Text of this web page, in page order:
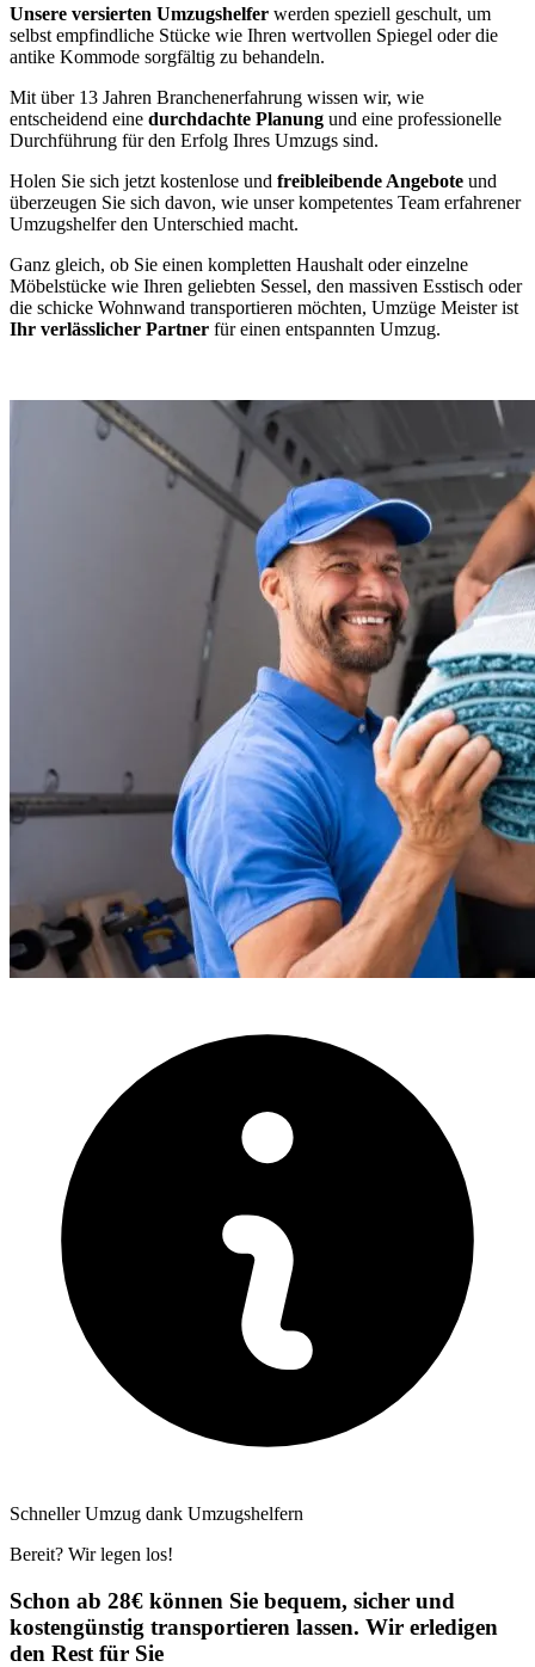
Unsere versierten Umzugshelfer werden speziell geschult, um
selbst empfindliche Stücke wie Ihren wertvollen Spiegel oder die
antike Kommode sorgfältig zu behandeln.
Mit über 13 Jahren Branchenerfahrung wissen wir, wie
entscheidend eine durchdachte Planung und eine professionelle
Durchführung für den Erfolg Ihres Umzugs sind.
Holen Sie sich jetzt kostenlose und freibleibende Angebote und
überzeugen Sie sich davon, wie unser kompetentes Team erfahrener
Umzugshelfer den Unterschied macht.
Ganz gleich, ob Sie einen kompletten Haushalt oder einzelne
Möbelstücke wie Ihren geliebten Sessel, den massiven Esstisch oder
die schicke Wohnwand transportieren möchten, Umzüge Meister ist
Ihr verlässlicher Partner für einen entspannten Umzug.
Schneller Umzug dank Umzugshelfern
Bereit? Wir legen los!
Schon ab 28€ können Sie bequem, sicher und
kostengünstig transportieren lassen. Wir erledigen
den Rest für Sie